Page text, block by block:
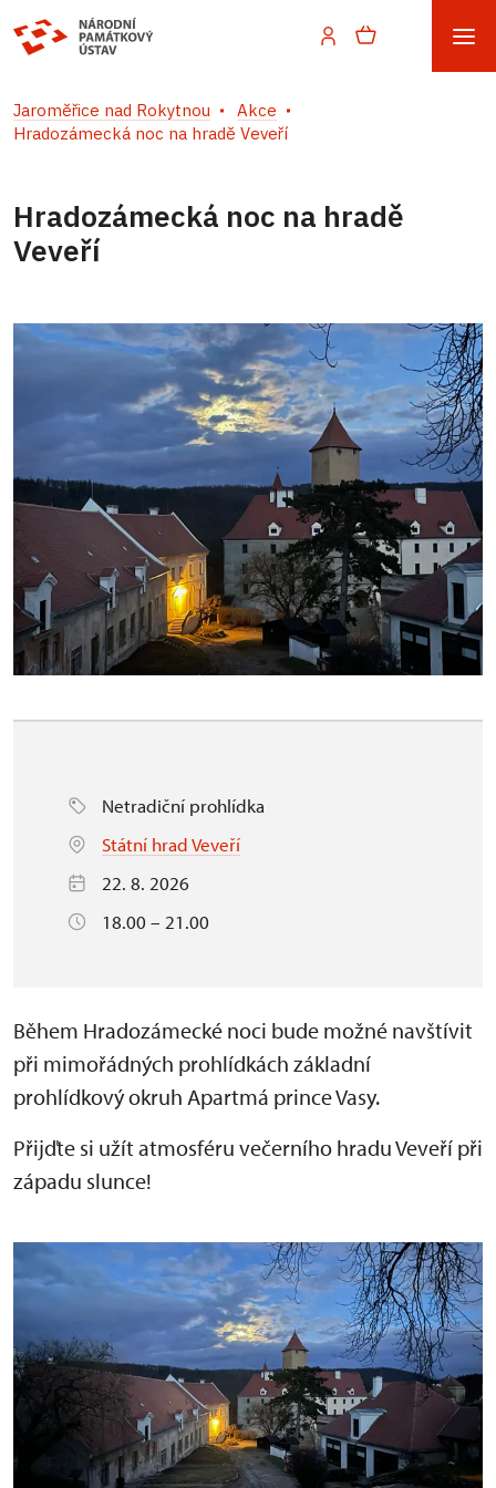
Jaroměřice nad Rokytnou
Akce
Hradozámecká noc na hradě Veveří
Hradozámecká noc na hradě
Veveří
Netradiční prohlídka
Státní hrad Veveří
22. 8. 2026
18.00 – 21.00
Během Hradozámecké noci bude možné navštívit
při mimořádných prohlídkách základní
prohlídkový okruh Apartmá prince Vasy.
Přijďte si užít atmosféru večerního hradu Veveří při
západu slunce!